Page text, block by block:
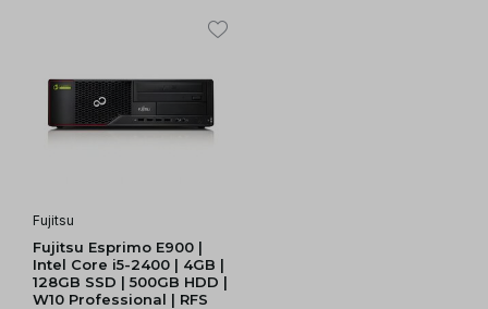
Fujitsu
Fujitsu Esprimo E900 |
Intel Core i5-2400 | 4GB |
128GB SSD | 500GB HDD |
W10 Professional | RFS